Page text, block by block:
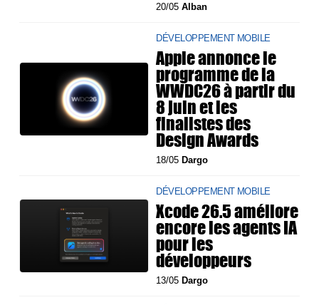
20/05Alban
DÉVELOPPEMENT MOBILE
Apple annonce le
programme de la
WWDC26 à partir du
8 juin et les
finalistes des
Design Awards
18/05 Dargo
DÉVELOPPEMENT MOBILE
Xcode 26.5 améliore
encore les agents IA
pour les
développeurs
13/05 Dargo